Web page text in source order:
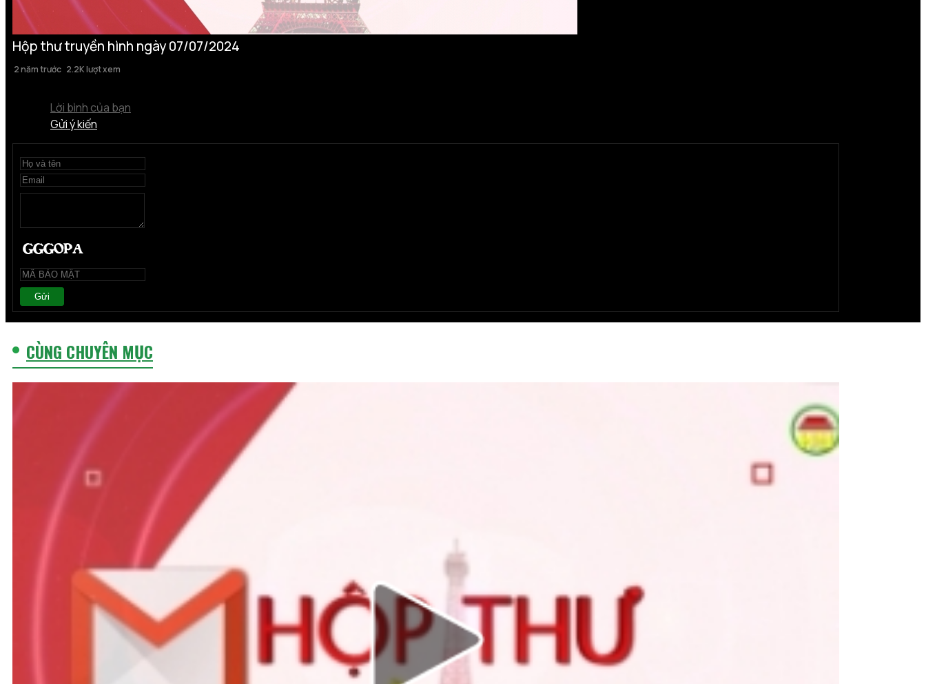
Hộp thư truyền hình ngày 07/07/2024
2 năm trước 2.2K lượt xem
Lời bình của bạn
Gửi ý kiến
Gửi
CÙNG CHUYÊN MỤC